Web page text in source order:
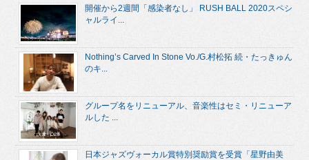
開催から2週間「感染者なし」 RUSH BALL 2020スペシ
ャルライ...
Nothing’s Carved In Stone Vo./G.村松拓 続・たっきゅん
のキ...
グループ名をリニューアル、音楽性はセミ・リニューア
ルした ...
日本ジャズヴォーカル賞特別奨励賞を受賞「星野由美